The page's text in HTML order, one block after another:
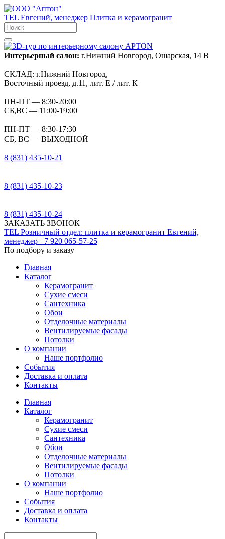
TEL Евгений, менеджер Плитка и керамогранит
Интерьерный салон: г.Нижний Новгород, Ошарская, 14 В
СКЛАД: г.Нижний Новгород,
Восточный проезд, д.11, лит. Е / лит. К
ПН-ПТ — 8:30-20:00
СБ,ВС — 11:00-19:00
ПН-ПТ — 8:30-17:30
СБ, ВС — ВЫХОДНОЙ
8 (831) 435-10-21
8 (831) 435-10-23
8 (831) 435-10-24
ЗАКАЗАТЬ ЗВОНОК
TEL Розничный отдел: плитка и керамогранит Евгений,
менеджер +7 920 065-57-25
По подбору и заказу
Главная
Каталог
Керамогранит
Сухие смеси
Сантехника
Обои
Отделочные материалы
Вентилируемые фасады
Потолки
О компании
Наше портфолио
События
Доставка и оплата
Контакты
Главная
Каталог
Керамогранит
Сухие смеси
Сантехника
Обои
Отделочные материалы
Вентилируемые фасады
Потолки
О компании
Наше портфолио
События
Доставка и оплата
Контакты